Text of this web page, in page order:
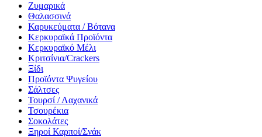
Ζυμαρικά
Θαλασσινά
Καρυκεύματα / Βότανα
Κερκυραϊκά Προϊόντα
Κερκυραϊκό Μέλι
Κριτσίνια/Crackers
Ξίδι
Προϊόντα Ψυγείου
Σάλτσες
Τουρσί / Λαχανικά
Τσουρέκια
Σοκολάτες
Ξηροί Καρποί/Σνάκ